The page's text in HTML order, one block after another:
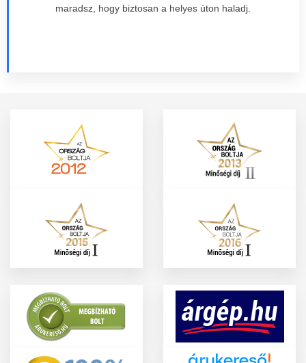
maradsz, hogy biztosan a helyes úton haladj.